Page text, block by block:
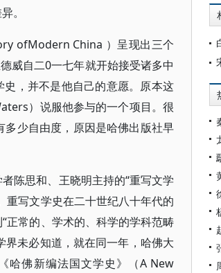
。
ofModern China ）呈现出三个
威自二0一七年就开始接受诸多中
，并不是他自己的意愿。原本这
）说服他参与的一个项目。很
少自由度，原因是哈佛出版社早
陈思和、王晓明主持的“重写文学
重写文学史在二十世纪八十年代的
正常的、学术的、科学的学科范畴
界未必知道，就在同一年，哈佛大
哈佛新编法国文学史》（A New